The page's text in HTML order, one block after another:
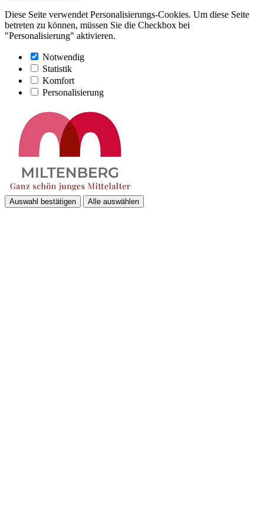
Diese Seite verwendet Personalisierungs-Cookies. Um diese Seite
betreten zu können, müssen Sie die Checkbox bei
"Personalisierung" aktivieren.
Notwendig
Statistik
Komfort
Personalisierung
Auswahl bestätigen Alle auswählen